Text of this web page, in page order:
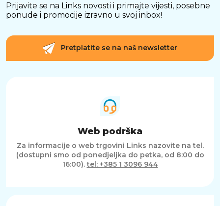
Prijavite se na Links novosti i primajte vijesti, posebne
ponude i promocije izravno u svoj inbox!
Pretplatite se na naš newsletter
Web podrška
Za informacije o web trgovini Links nazovite na tel.
(dostupni smo od ponedjeljka do petka, od 8:00 do
16:00).tel: +385 1 3096 944